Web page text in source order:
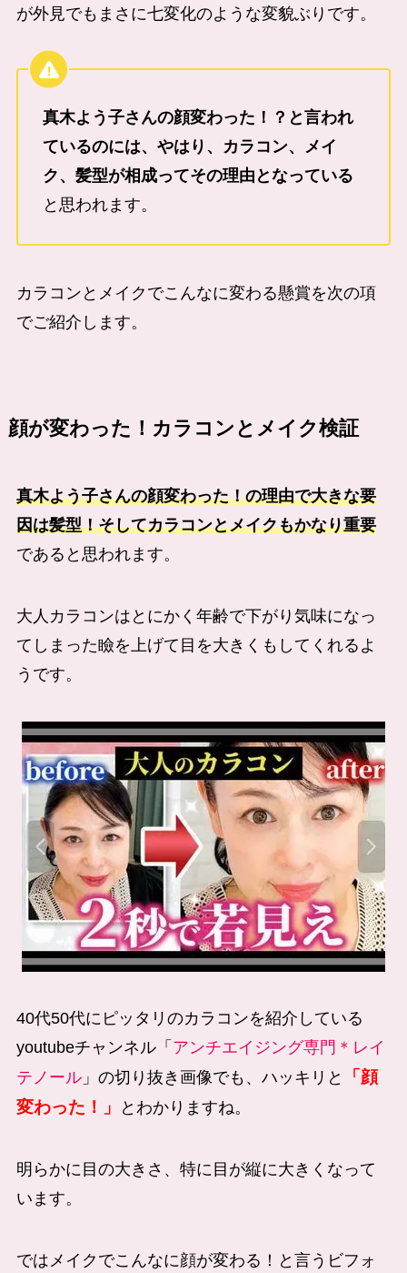
が外見でもまさに七変化のような変貌ぶりです。
真木よう子さんの顔変わった！？と言われ
ているのには、やはり、カラコン、メイ
ク、髪型が相成ってその理由となっている
と思われます。
カラコンとメイクでこんなに変わる懸賞を次の項
でご紹介します。
顔が変わった！カラコンとメイク検証
真木よう子さんの顔変わった！の理由で大きな要
因は髪型！そしてカラコンとメイクもかなり重要
であると思われます。
大人カラコンはとにかく年齢で下がり気味になっ
てしまった瞼を上げて目を大きくもしてくれるよ
うです。
40代50代にピッタリのカラコンを紹介している
youtubeチャンネル「 アンチエイジング専門＊レイ
テノール」の切り抜き画像でも、ハッキリと
「顔
変わった！」
とわかりますね。
明らかに目の大きさ、特に目が縦に大きくなって
います。
ではメイクでこんなに顔が変わる！と言うビフォ